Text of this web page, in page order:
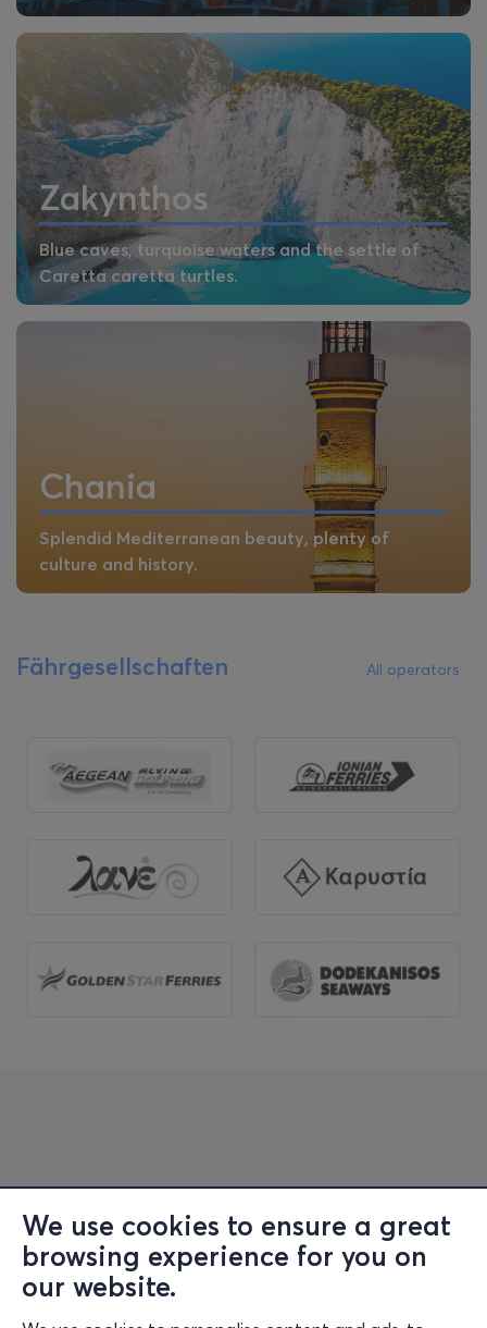
We use cookies to ensure a great
browsing experience for you on
our website.
Zakynthos
Blue caves, turquoise waters and the settle of
Caretta caretta turtles.
Chania
Splendid Mediterranean beauty, plenty of
culture and history.
Fährgesellschaften All operators
Information
Support